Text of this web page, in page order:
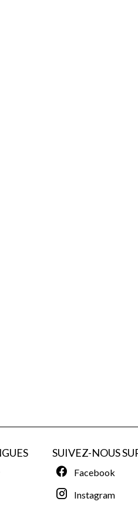
SUIVEZ-NOUS
Facebook
Instagram